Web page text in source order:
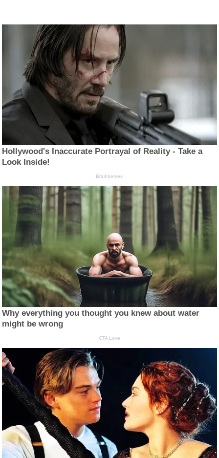
Hollywood's Inaccurate Portrayal of Reality - Take a
Look Inside!
Brainberries
Why everything you thought you knew about water
might be wrong
CTA Love